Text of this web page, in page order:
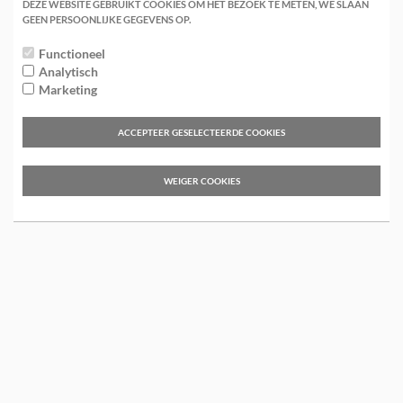
DEZE WEBSITE GEBRUIKT COOKIES OM HET BEZOEK TE METEN, WE SLAAN
GEEN PERSOONLIJKE GEGEVENS OP.
Functioneel
Analytisch
Marketing
ACCEPTEER GESELECTEERDE COOKIES
WEIGER COOKIES